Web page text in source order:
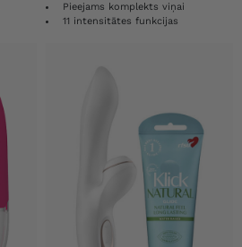
Pieejams komplekts viņai
11 intensitātes funkcijas